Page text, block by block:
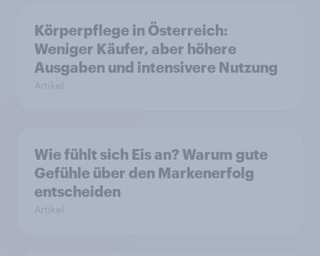
Körperpflege in Österreich:
Weniger Käufer, aber höhere
Ausgaben und intensivere Nutzung
Artikel
Wie fühlt sich Eis an? Warum gute
Gefühle über den Markenerfolg
entscheiden
Artikel